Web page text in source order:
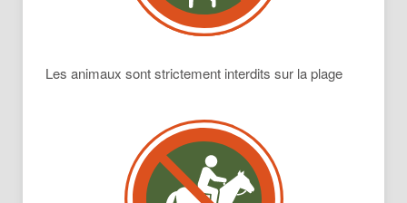
Les animaux sont strictement interdits sur la plage